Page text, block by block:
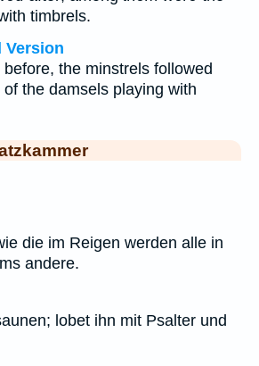
timbrels.
Version
the minstrels followed
the damsels playing with
die im Reigen werden alle in
andere.
lobet ihn mit Psalter und